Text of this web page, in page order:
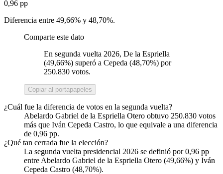
0,96 pp
Diferencia entre 49,66% y 48,70%.
Comparte este dato
En segunda vuelta 2026, De la Espriella
(49,66%) superó a Cepeda (48,70%) por
250.830 votos.
Copiar al portapapeles
¿Cuál fue la diferencia de votos en la segunda vuelta?
Abelardo Gabriel de la Espriella Otero obtuvo 250.830 votos
más que Iván Cepeda Castro, lo que equivale a una diferencia
de 0,96 pp.
¿Qué tan cerrada fue la elección?
La segunda vuelta presidencial 2026 se definió por 0,96 pp
entre Abelardo Gabriel de la Espriella Otero (49,66%) y Iván
Cepeda Castro (48,70%).